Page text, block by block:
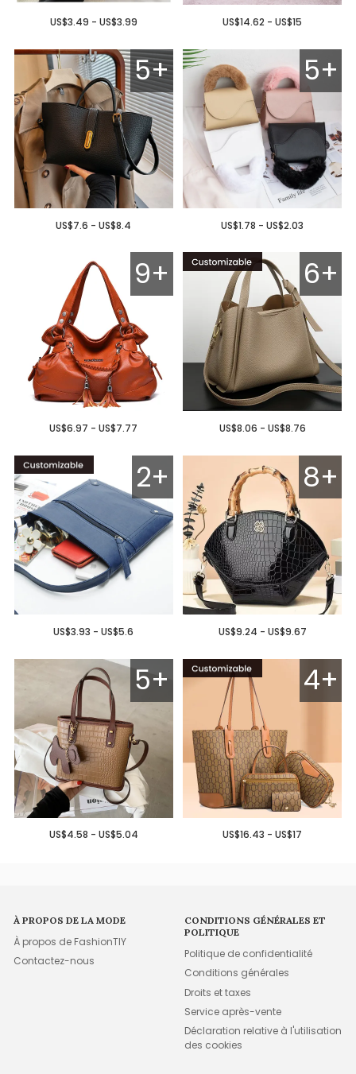
US$3.49 - US$3.99 US$14.62 - US$15
5+
US$7.6 - US$8.4
5+
US$1.78 - US$2.03
9+
US$6.97 - US$7.77
6+
US$8.06 - US$8.76
2+
US$3.93 - US$5.6
8+
US$9.24 - US$9.67
5+
US$4.58 - US$5.04
4+
US$16.43 - US$17
À PROPOS DE LA MODE
À propos de FashionTIY
Contactez-nous
CONDITIONS GÉNÉRALES ET
POLITIQUE
Politique de confidentialité
Conditions générales
Droits et taxes
Service après-vente
Déclaration relative à l'utilisation
des cookies